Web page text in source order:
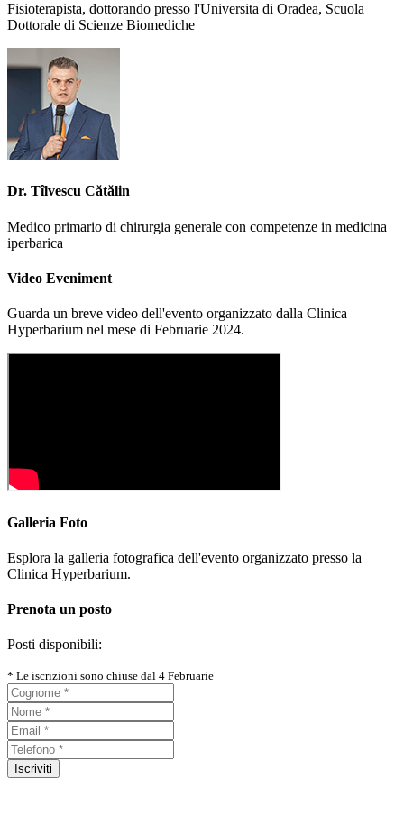
Fisioterapista, dottorando presso l'Universita di Oradea, Scuola
Dottorale di Scienze Biomediche
Dr. Tîlvescu Cătălin
Medico primario di chirurgia generale con competenze in medicina
iperbarica
Video Eveniment
Guarda un breve video dell'evento organizzato dalla Clinica
Hyperbarium nel mese di Februarie 2024.
Galleria Foto
Esplora la galleria fotografica dell'evento organizzato presso la
Clinica Hyperbarium.
Prenota un posto
Posti disponibili:
* Le iscrizioni sono chiuse dal 4 Februarie
Iscriviti